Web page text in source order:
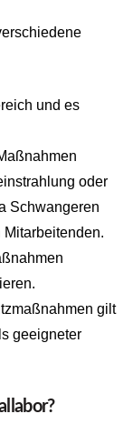
und es
oder
Schwangeren
gilt
geeigneter